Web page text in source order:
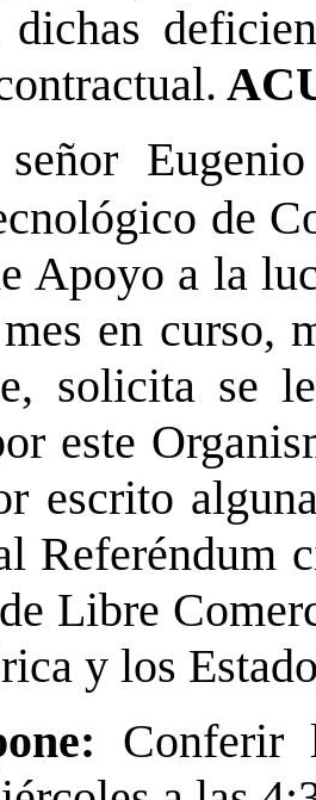
de
Apoyo a la
en curso,
solicita se
este
escrito
Referéndum
Libre
y los
Conferir